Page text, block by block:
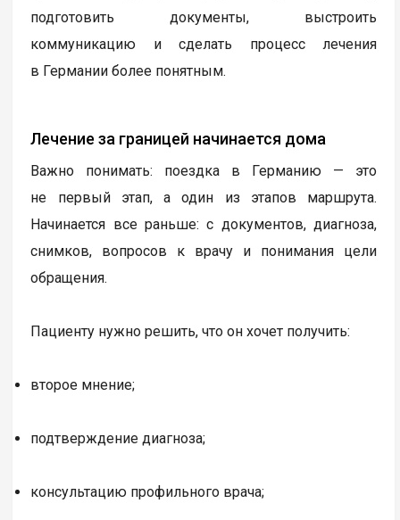
подготовить документы, выстроить
коммуникацию и сделать процесс лечения
в Германии более понятным.
Лечение за границей начинается дома
Важно понимать: поездка в Германию — это
не первый этап, а один из этапов маршрута.
Начинается все раньше: с документов, диагноза,
снимков, вопросов к врачу и понимания цели
обращения.
Пациенту нужно решить, что он хочет получить:
второе мнение;
подтверждение диагноза;
консультацию профильного врача;